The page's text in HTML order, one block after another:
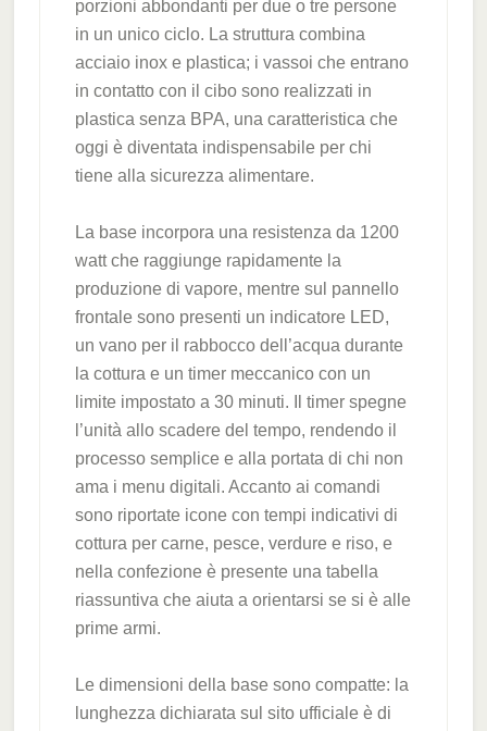
porzioni abbondanti per due o tre persone
in un unico ciclo. La struttura combina
acciaio inox e plastica; i vassoi che entrano
in contatto con il cibo sono realizzati in
plastica senza BPA, una caratteristica che
oggi è diventata indispensabile per chi
tiene alla sicurezza alimentare.
La base incorpora una resistenza da 1200
watt che raggiunge rapidamente la
produzione di vapore, mentre sul pannello
frontale sono presenti un indicatore LED,
un vano per il rabbocco dell’acqua durante
la cottura e un timer meccanico con un
limite impostato a 30 minuti. Il timer spegne
l’unità allo scadere del tempo, rendendo il
processo semplice e alla portata di chi non
ama i menu digitali. Accanto ai comandi
sono riportate icone con tempi indicativi di
cottura per carne, pesce, verdure e riso, e
nella confezione è presente una tabella
riassuntiva che aiuta a orientarsi se si è alle
prime armi.
Le dimensioni della base sono compatte: la
lunghezza dichiarata sul sito ufficiale è di